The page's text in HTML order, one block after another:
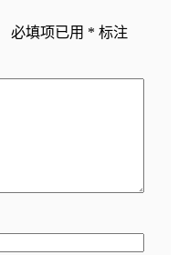
必填项已用 * 标注